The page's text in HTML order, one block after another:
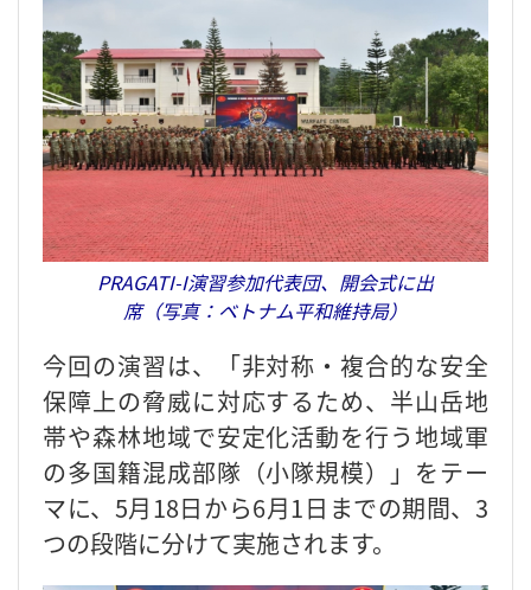
PRAGATI-I演習参加代表団、開会式に出
席（写真：ベトナム平和維持局）
今回の演習は、「非対称・複合的な安全
保障上の脅威に対応するため、半山岳地
帯や森林地域で安定化活動を行う地域軍
の多国籍混成部隊（小隊規模）」をテー
マに、5月18日から6月1日までの期間、3
つの段階に分けて実施されます。